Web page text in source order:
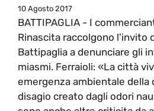
10 Agosto 2017
BATTIPAGLIA - I
Rinascita raccolgono l'invito
Battipaglia a denunciare gli
miasmi. Ferraioli: «La città
emergenza ambientale della
disagio creato dagli odori